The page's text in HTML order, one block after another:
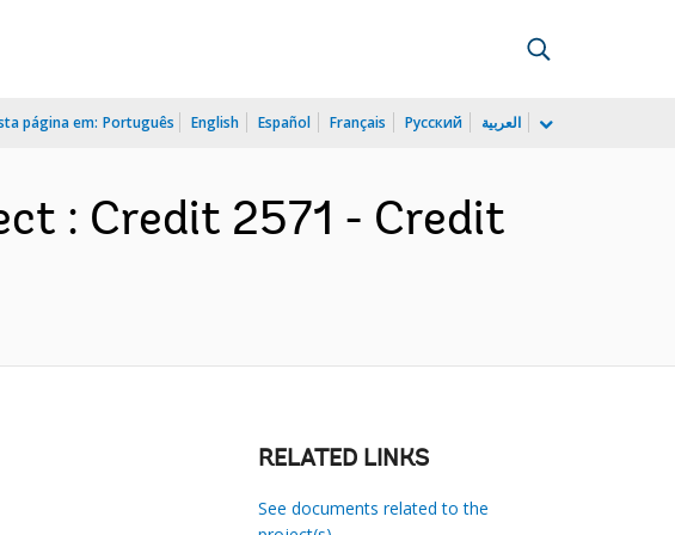
página em: Português English Español Français Русский العربية
: Credit 2571 - Credit
RELATED LINKS
See documents related to the